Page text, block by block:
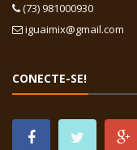
(73) 981000930
iguaimix@gmail.com
CONECTE-SE!